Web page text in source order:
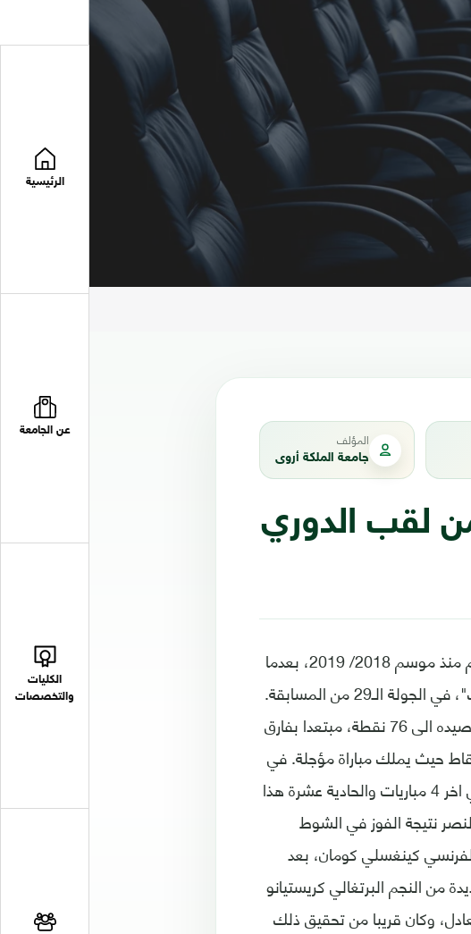
الرئيسية
عن الجامعة
الكليات
والتخصصات
المؤلف
جامعة الملكة أروى
لقب الدوري
واصل فريق النصر اقترابه من لقبه الاول في الدوري السعودي لكرة القدم منذ موسم 2018/ 2019، بعدما
تغلب على ضيفه الاتفاق بهدف دون رد، الاربعاء، على ملعب "الاول بارك"، في الجولة الـ29 من المسابقة.
بهذه النتيجة، عزز "العالمي" صدارته لجدول ترتيب المسابقة بعد ان رفع رصيده الى 76 نقطة، مبتعدا بفارق
حيث يملك مباراة مؤجلة. في
المقابل، تجمد رصيد الاتفاق عند النقطة 42 بعد تلقيه الخسارة الثالثة في اخر 4 مباريات والحادية عشرة هذا
نتيجة الفوز في الشوط
تسجيل هدف المباراة الوحيد في الدقيقة 31، عبر الفرنسي كينغسلي كومان، بعد
من النجم البرتغالي كريستيانو
وكان قريبا من تحقيق ذلك